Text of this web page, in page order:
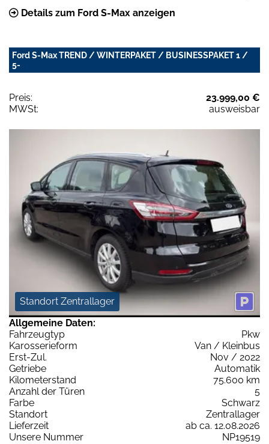
Details zum Ford S-Max anzeigen
Ford S-Max TREND / WINTERPAKET / BUSINESSPAKET 1 /
5-
Preis:
23.999,00 €
MWSt:
ausweisbar
Standort Zentrallager
Allgemeine Daten:
Fahrzeugtyp
Pkw
Karosserieform
Van / Kleinbus
Erst-Zul.
Nov / 2022
Getriebe
Automatik
Kilometerstand
75.600 km
Anzahl der Türen
5
Farbe
Schwarz
Standort
Zentrallager
Lieferzeit
ab ca. 12.08.2026
Unsere Nummer
NP19519